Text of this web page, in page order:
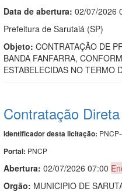
Data de abertura: 02/07/2026
Prefeitura de Sarutaiá (SP)
Objeto: CONTRATAÇÃO DE
BANDA FANFARRA,
ESTABELECIDAS NO TERMO
Contratação
Identificador desta licitação:
Portal: PNCP
Abertura: 02/07/2026 07:00
Orgão: MUNICIPIO DE